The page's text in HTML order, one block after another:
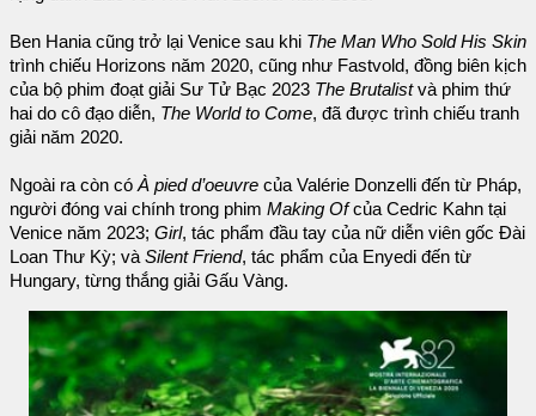
Ben Hania cũng trở lại Venice sau khi The Man Who Sold His Skin
trình chiếu Horizons năm 2020, cũng như Fastvold, đồng biên kịch
của bộ phim đoạt giải Sư Tử Bạc 2023 The Brutalistvà phim thứ
hai do cô đạo diễn, The World to Come, đã được trình chiếu tranh
giải năm 2020.
Ngoài ra còn có À pied d’oeuvre của Valérie Donzelli đến từ Pháp,
người đóng vai chính trong phim Making Ofcủa Cedric Kahn tại
Venice năm 2023; Girl, tác phẩm đầu tay của nữ diễn viên gốc Đài
Loan Thư Kỳ; và Silent Friend, tác phẩm của Enyedi đến từ
Hungary, từng thắng giải Gấu Vàng.